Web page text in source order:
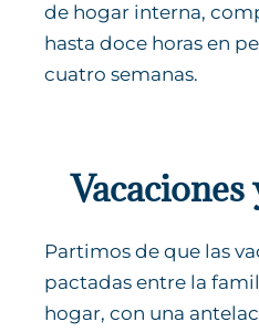
de hogar interna,
hasta doce horas en
cuatro semanas.
Partimos de que las
pactadas entre la
hogar, con una